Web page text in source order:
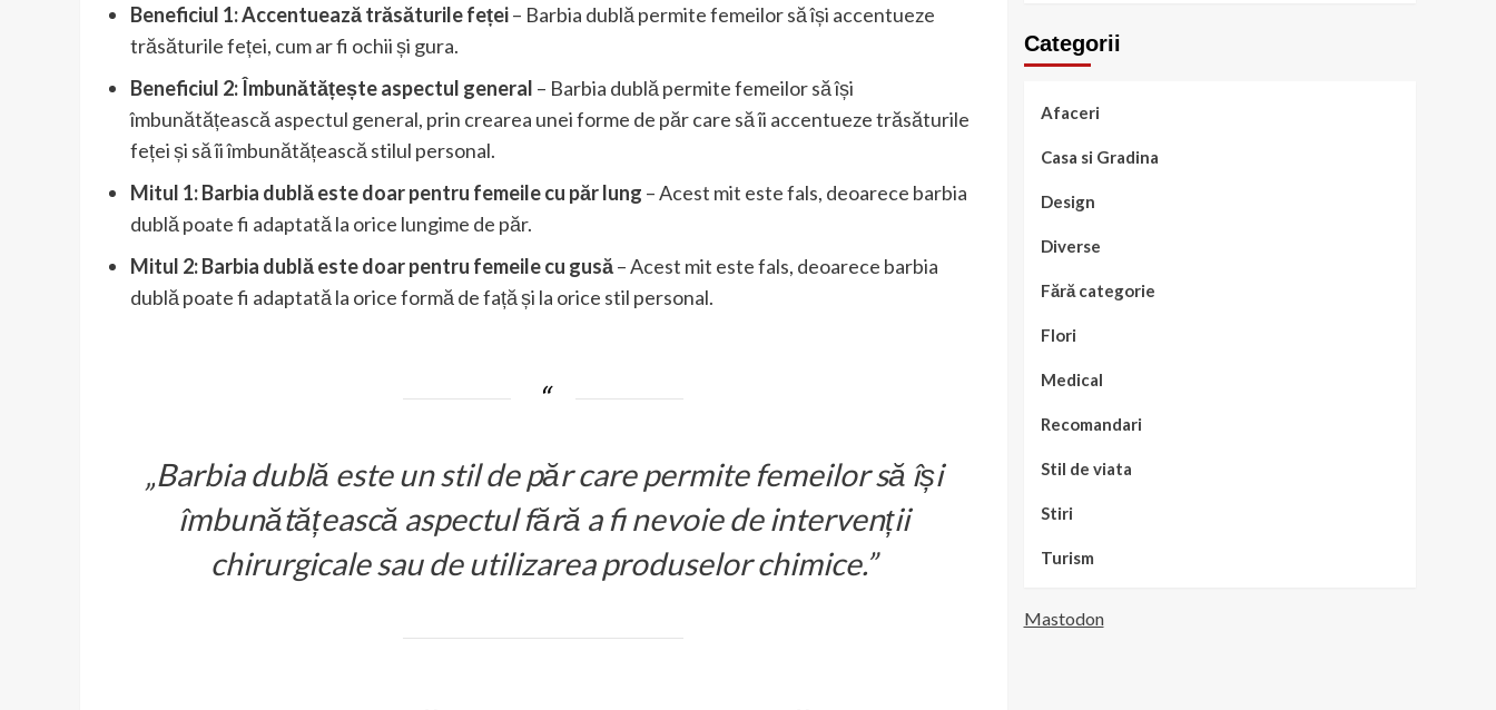
Beneficiul 1: Accentuează trăsăturile feței– Barbia dublă permite femeilor să își accentueze
trăsăturile feței, cum ar fi ochii și gura.
Beneficiul 2: Îmbunătățește aspectul general – Barbia dublă permite femeilor să își
îmbunătățească aspectul general, prin crearea unei forme de păr care să îi accentueze trăsăturile
feței și să îi îmbunătățească stilul personal.
Mitul 1: Barbia dublă este doar pentru femeile cu păr lung – Acest mit este fals, deoarece barbia
dublă poate fi adaptată la orice lungime de păr.
Mitul 2: Barbia dublă este doar pentru femeile cu gusă– Acest mit este fals, deoarece barbia
dublă poate fi adaptată la orice formă de față și la orice stil personal.
„Barbia dublă este un stil de păr care permite femeilor să își
îmbunătățească aspectul fără a fi nevoie de intervenții
chirurgicale sau de utilizarea produselor chimice.”
Categorii
Afaceri
Casa si Gradina
Design
Diverse
Fără categorie
Flori
Medical
Recomandari
Stil de viata
Stiri
Turism
Mastodon